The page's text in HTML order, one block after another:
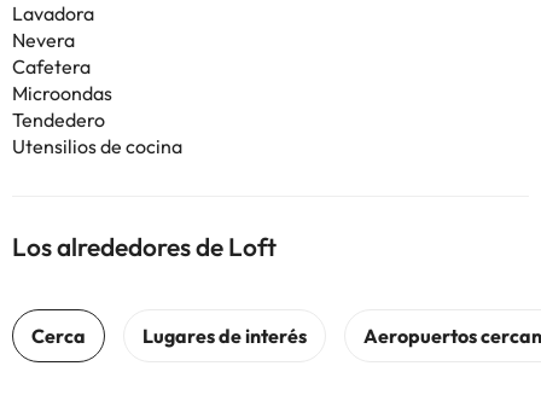
Lavadora
Nevera
Cafetera
Microondas
Tendedero
Utensilios de cocina
Los alrededores de Loft